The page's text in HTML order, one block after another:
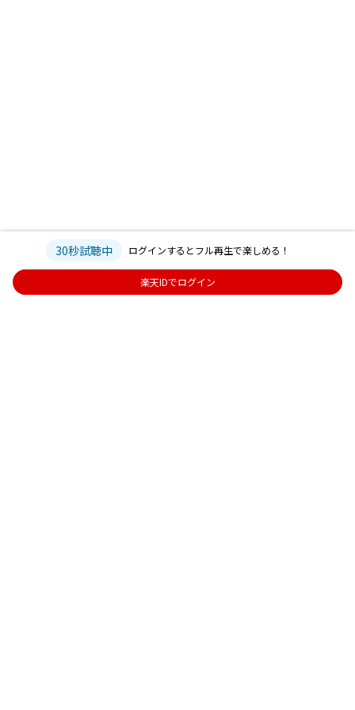
30秒試聴中 ログインするとフル再生で楽しめる！
楽天IDでログイン